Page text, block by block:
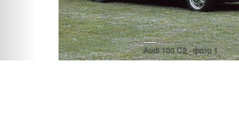
Audi 100 C2 - фото 1